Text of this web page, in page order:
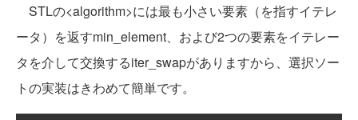
STLの<algorithm>には最も小さい要素（を指すイテレ
ータ）を返すmin_element、および2つの要素をイテレー
タを介して交換するiter_swapがありますから、選択ソー
トの実装はきわめて簡単です。